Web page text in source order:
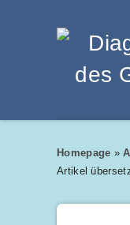
Homepage »
Artikel